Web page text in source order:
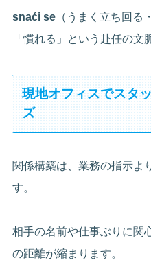
snaći se （うまく立ち回る
「慣れる」という赴任の文
現地オフィスでスタ
ズ
関係構築は、業務の指示よ
す。
相手の名前や仕事ぶりに関
の距離が縮まります。